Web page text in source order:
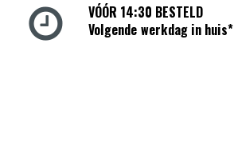
VÓÓR 14:30 BESTELD
Volgende werkdag in huis*